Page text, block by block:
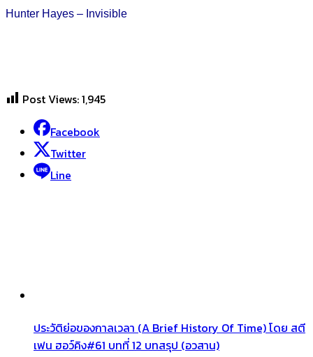
Hunter Hayes – Invisible
Post Views:1,945
Facebook
Twitter
Line
ประวัติย่อของกาลเวลา (A Brief History Of Time) โดย สตี
เฟน ฮอว์คิง#61 บทที่ 12 บทสรุป (อวสาน)